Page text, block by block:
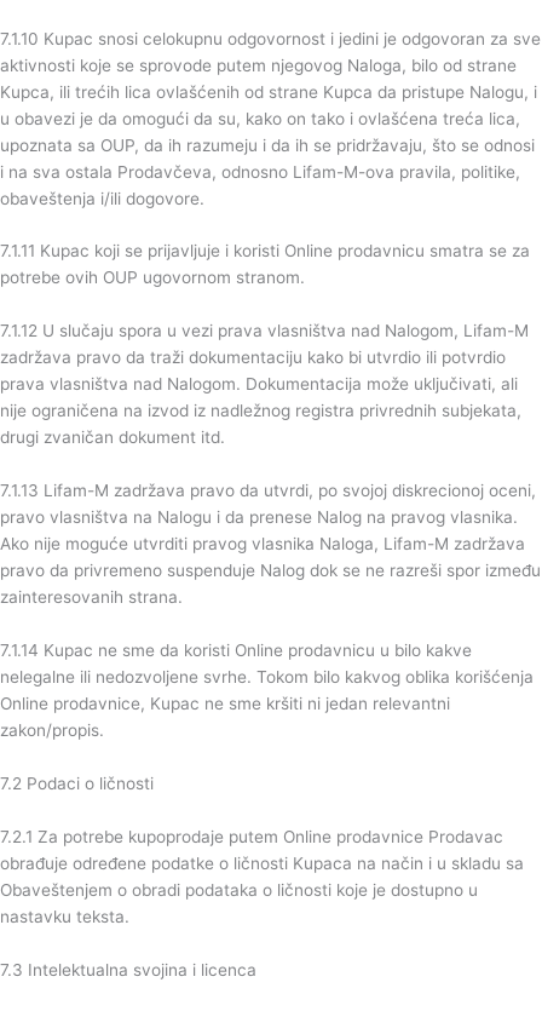
7.1.10 Kupac snosi celokupnu odgovornost i jedini je odgovoran za sve
aktivnosti koje se sprovode putem njegovog Naloga, bilo od strane
Kupca, ili trećih lica ovlašćenih od strane Kupca da pristupe Nalogu, i
u obavezi je da omogući da su, kako on tako i ovlašćena treća lica,
upoznata sa OUP, da ih razumeju i da ih se pridržavaju, što se odnosi
i na sva ostala Prodavčeva, odnosno Lifam-M-ova pravila, politike,
obaveštenja i/ili dogovore.
7.1.11 Kupac koji se prijavljuje i koristi Online prodavnicu smatra se za
potrebe ovih OUP ugovornom stranom.
7.1.12 U slučaju spora u vezi prava vlasništva nad Nalogom, Lifam-M
zadržava pravo da traži dokumentaciju kako bi utvrdio ili potvrdio
prava vlasništva nad Nalogom. Dokumentacija može uključivati, ali
nije ograničena na izvod iz nadležnog registra privrednih subjekata,
drugi zvaničan dokument itd.
7.1.13 Lifam-M zadržava pravo da utvrdi, po svojoj diskrecionoj oceni,
pravo vlasništva na Nalogu i da prenese Nalog na pravog vlasnika.
Ako nije moguće utvrditi pravog vlasnika Naloga, Lifam-M zadržava
pravo da privremeno suspenduje Nalog dok se ne razreši spor između
zainteresovanih strana.
7.1.14 Kupac ne sme da koristi Online prodavnicu u bilo kakve
nelegalne ili nedozvoljene svrhe. Tokom bilo kakvog oblika korišćenja
Online prodavnice, Kupac ne sme kršiti ni jedan relevantni
zakon/propis.
7.2 Podaci o ličnosti
7.2.1 Za potrebe kupoprodaje putem Online prodavnice Prodavac
obrađuje određene podatke o ličnosti Kupaca na način i u skladu sa
Obaveštenjem o obradi podataka o ličnosti koje je dostupno u
nastavku teksta.
7.3 Intelektualna svojina i licenca